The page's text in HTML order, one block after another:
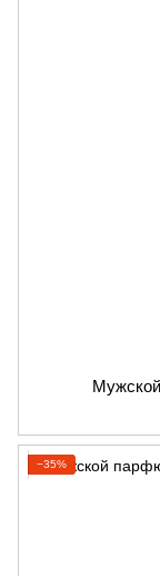
−35%